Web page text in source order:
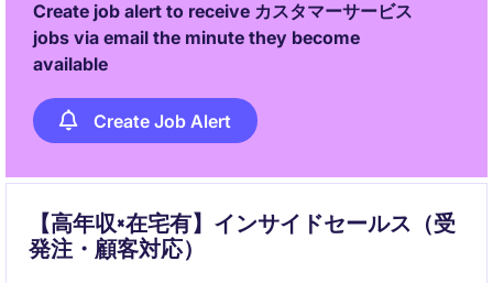
Create job alert to receive カスタマーサービス
jobs via email the minute they become
available
Create Job Alert
【高年収×在宅有】インサイドセールス（受
発注・顧客対応）